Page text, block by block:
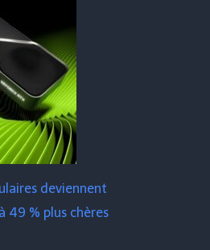
deviennent
49 % plus chères